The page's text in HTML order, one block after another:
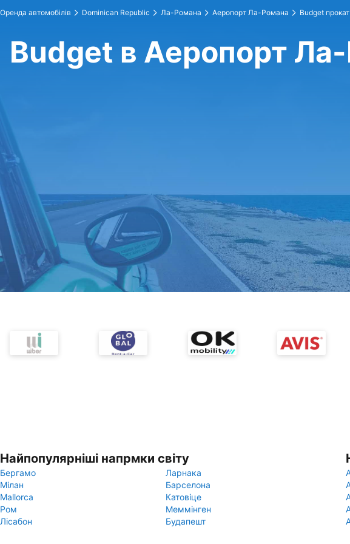
Оренда автомобілів Dominican Republic Ла-Романа Аеропорт Ла-Романа Budget
Budget в Аеропорт
Найпопулярніші напрмки світу
Бергамо
Ларнака
Мілан
Барселона
Mallorca
Катовіце
Ром
Меммінген
Лісабон
Будапешт